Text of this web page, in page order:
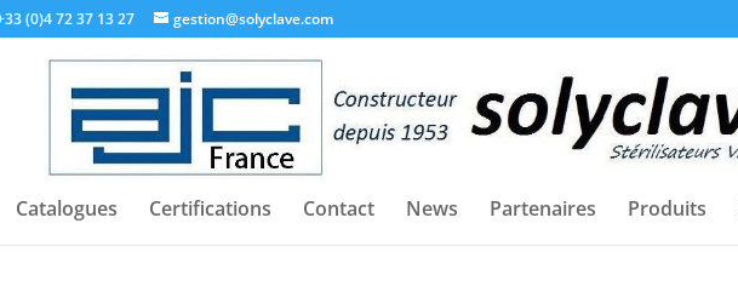
(0)4 72 37 13 27 gestion@solyclave.com
Catalogues Certifications Contact News Partenaires Produits